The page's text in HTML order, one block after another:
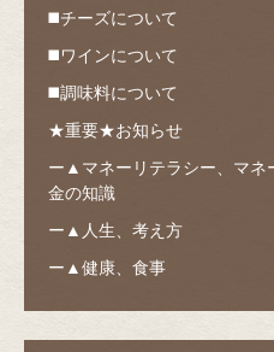
◼️チーズについて
◼️ワインについて
◼️調味料について
★重要★お知らせ
ー▲マネーリテラシー、マネ
金の知識
ー▲人生、考え方
ー▲健康、食事